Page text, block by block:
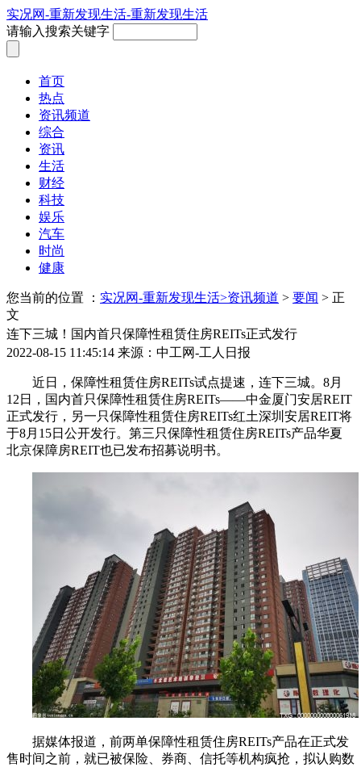
实况网-重新发现生活-重新发现生活
请输入搜索关键字
首页
热点
资讯频道
综合
资讯
生活
财经
科技
娱乐
汽车
时尚
健康
您当前的位置 ： 实况网-重新发现生活>资讯频道 > 要闻 > 正
文
连下三城！国内首只保障性租赁住房REITs正式发行
2022-08-15 11:45:14 来源：中工网-工人日报
近日，保障性租赁住房REITs试点提速，连下三城。8月
12日，国内首只保障性租赁住房REITs——中金厦门安居REIT
正式发行，另一只保障性租赁住房REITs红土深圳安居REIT将
于8月15日公开发行。第三只保障性租赁住房REITs产品华夏
北京保障房REIT也已发布招募说明书。
据媒体报道，前两单保障性租赁住房REITs产品在正式发
售时间之前，就已被保险、券商、信托等机构疯抢，拟认购数